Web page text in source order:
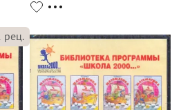
рец.